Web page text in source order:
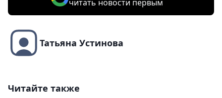
читать новости первым
Татьяна Устинова
Читайте также